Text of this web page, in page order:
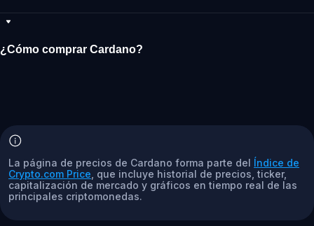
¿Cómo comprar Cardano?
La página de precios de Cardano forma parte del Índice de
Crypto.com Price , que incluye historial de precios, ticker,
capitalización de mercado y gráficos en tiempo real de las
principales criptomonedas.